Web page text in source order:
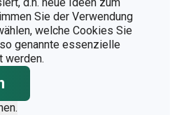
Sie der Verwendung
welche Cookies Sie
genannte essenzielle
werden.
INDUKTION